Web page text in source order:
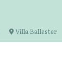
Villa Ballester